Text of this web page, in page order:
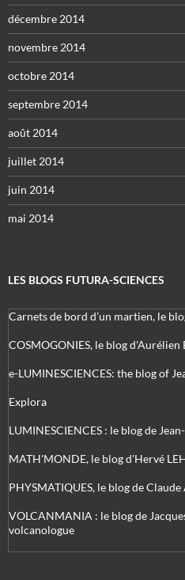
décembre 2014
novembre 2014
octobre 2014
septembre 2014
août 2014
juillet 2014
juin 2014
mai 2014
LES BLOGS FUTURA-SCIENCES
Carnets de bord d’un martien, le
COSMOGONIES, le blog
e-LUMINESCIENCES: the blog of
Explora
LUMINESCIENCES : le blog de
MATH'MONDE, le blog d'Hervé
PHYSMATIQUES, le blog de
VOLCANMANIA : le blog de
volcanologue